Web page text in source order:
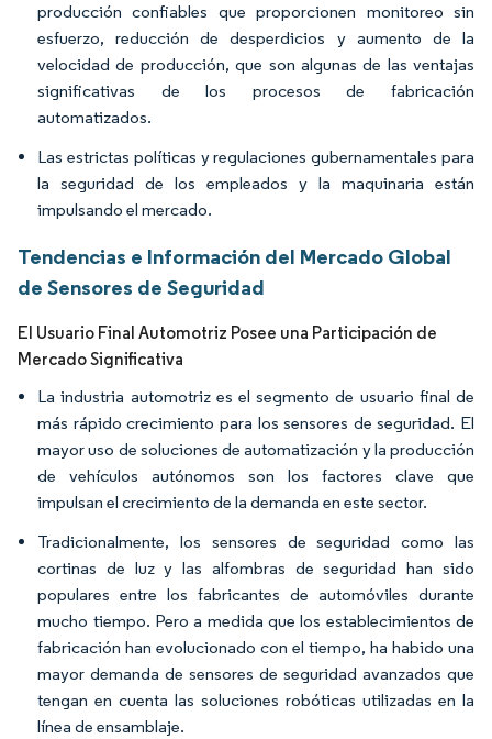
producción confiables que proporcionen monitoreo sin
esfuerzo, reducción de desperdicios y aumento de la
velocidad de producción, que son algunas de las ventajas
significativas de los procesos de fabricación
automatizados.
Las estrictas políticas y regulaciones gubernamentales para
la seguridad de los empleados y la maquinaria están
impulsando el mercado.
Tendencias e Información del Mercado Global
de Sensores de Seguridad
El Usuario Final Automotriz Posee una Participación de
Mercado Significativa
La industria automotriz es el segmento de usuario final de
más rápido crecimiento para los sensores de seguridad. El
mayor uso de soluciones de automatización y la producción
de vehículos autónomos son los factores clave que
impulsan el crecimiento de la demanda en este sector.
Tradicionalmente, los sensores de seguridad como las
cortinas de luz y las alfombras de seguridad han sido
populares entre los fabricantes de automóviles durante
mucho tiempo. Pero a medida que los establecimientos de
fabricación han evolucionado con el tiempo, ha habido una
mayor demanda de sensores de seguridad avanzados que
tengan en cuenta las soluciones robóticas utilizadas en la
línea de ensamblaje.